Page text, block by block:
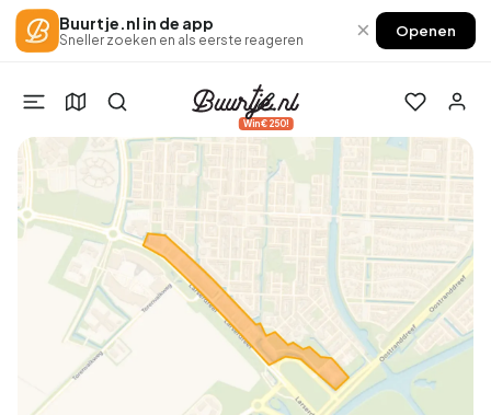
Buurtje.nl in de app
Sneller zoeken en als eerste reageren × Openen
Win €250!